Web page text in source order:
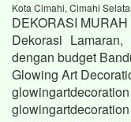
Kota Cimahi, Cimahi
DEKORASI
Dekorasi
dengan budget
Glowing Art
glowingartdecoration
glowingartdecoration